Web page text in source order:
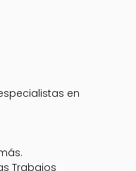
en
Trabajos